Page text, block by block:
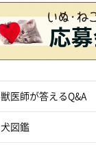
獣医師が答えるQ&A
犬図鑑